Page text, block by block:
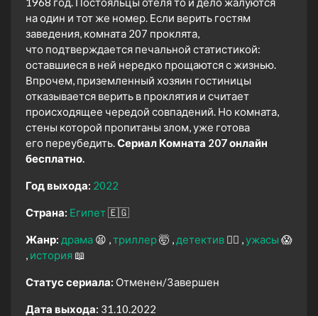
на один и тот же номер. Если верить гостям
заведения, комната 207 проклята,
что подтверждается печальной статистикой:
оставшиеся в ней нередко прощаются с жизнью.
Впрочем, приземленный хозяин гостиницы
отказывается верить в проклятия и считает
происходящее чередой совпадений. Но комната,
стены которой пропитаны злом, уже готова
его переубедить.Сериал Комната 207 онлайн
бесплатно.
Год выхода: 2022
Страна: Египет🇪🇬
Жанр: драма 😫 триллер🤯 детектив 🕵️‍♂️ ужасы 😱
история 📖
Статус сериала: Отменен/Завершен
Дата выхода: 31.10.2022